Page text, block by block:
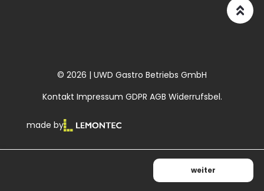
weiter
© 2026 | UWD Gastro Betriebs GmbH
Kontakt Impressum GDPR AGB Widerrufsbel.
made by